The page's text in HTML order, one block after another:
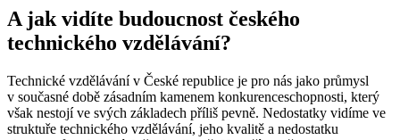
A jak vidíte budoucnost českého
technického vzdělávání?
Technické vzdělávání v České republice je pro nás jako průmysl
v současné době zásadním kamenem konkurenceschopnosti, který
však nestojí ve svých základech příliš pevně. Nedostatky vidíme ve
struktuře technického vzdělávání, jeho kvalitě a nedostatku